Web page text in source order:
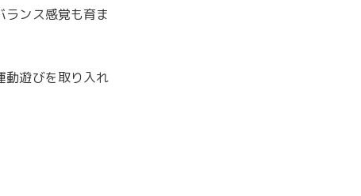
ランス感覚も育ま
動遊びを取り入れ